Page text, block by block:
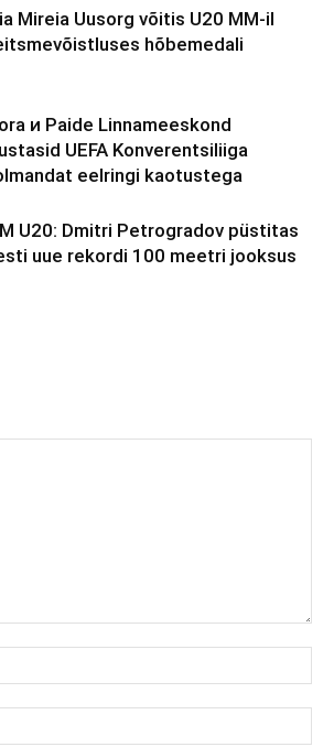
Mireia Uusorg võitis U20 MM-il
hõbemedali
и Paide Linnameeskond
UEFA Konverentsiliiga
eelringi kaotustega
U20: Dmitri Petrogradov püstitas
uue rekordi 100 meetri jooksus